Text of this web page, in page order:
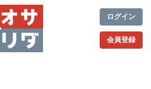
ログイン
会員登録